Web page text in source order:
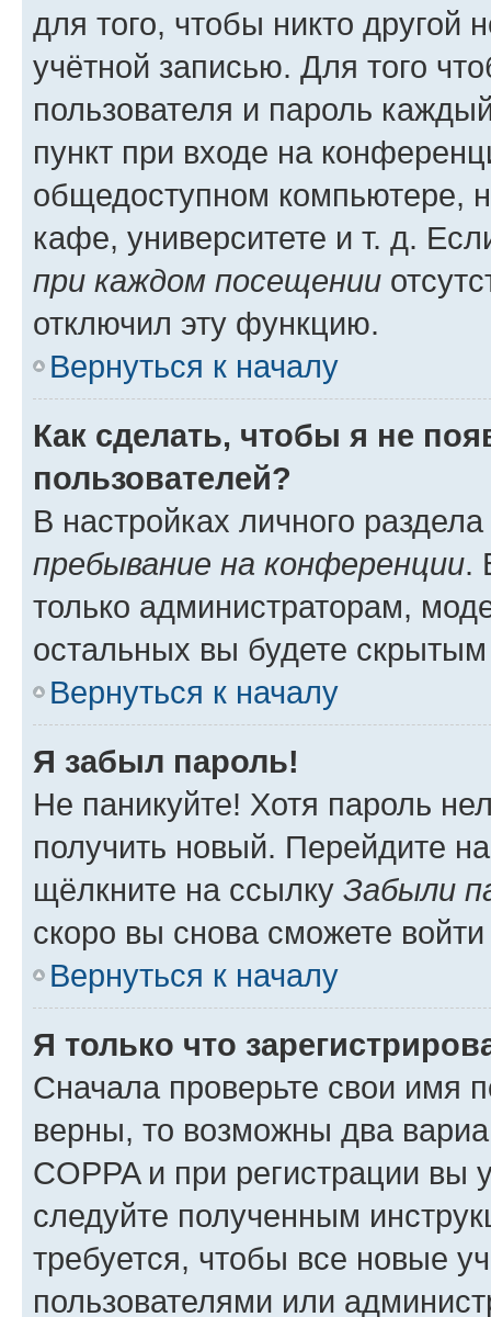
для того, чтобы никто другой
учётной записью. Для того
пользователя и пароль
пункт при входе на
общедоступном компьютере,
кафе, университете и т. д.
при каждом посещении
отключил эту функцию.
Вернуться к началу
Как сделать, чтобы я не
пользователей?
В настройках личного
пребывание на конференции.
только администраторам,
остальных вы будете
Вернуться к началу
Я забыл пароль!
Не паникуйте! Хотя пароль
получить новый. Перейдите
щёлкните на ссылку Забыли
скоро вы снова сможете
Вернуться к началу
Я только что
Сначала проверьте свои имя
верны, то возможны два
COPPA и при регистрации вы
следуйте полученным
требуется, чтобы все новые
пользователями или